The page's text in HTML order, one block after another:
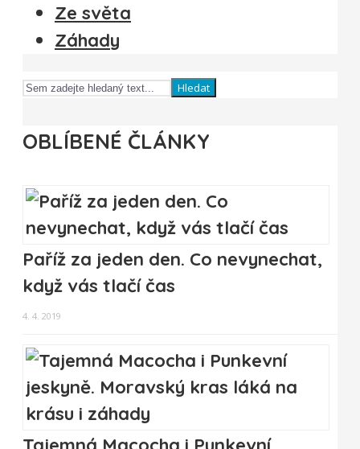
Ze světa
Záhady
Hledat
OBLÍBENÉ ČLÁNKY
Paříž za jeden den. Co nevynechat,
když vás tlačí čas
4. 4. 2019